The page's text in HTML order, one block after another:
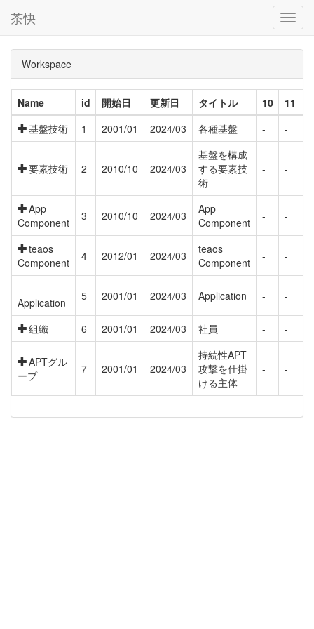
茶快
Workspace
Name id 開始日 更新日 タイトル 10 11
基盤技術
1 2001/01 2024/03 各種基盤 - -
要素技術 2 2010/10 2024/03
基盤を構成
する要素技
術
- -
App
Component
3 2010/10 2024/03
App
Component
- -
teaos
Component
4 2012/01 2024/03
teaos
Component
- -
Application 5 2001/01 2024/03 Application - -
組織 6 2001/01 2024/03 社員 - -
APTグル
ープ
7 2001/01 2024/03
持続性APT
攻撃を仕掛
ける主体
- -